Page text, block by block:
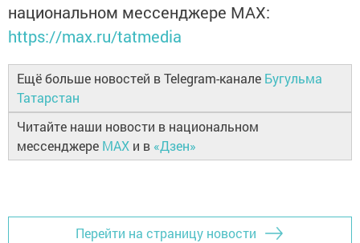
национальном мессенджере MАХ:
https://max.ru/tatmedia
Ещё больше новостей в Telegram-канале Бугульма
Татарстан
Читайте наши новости в национальном
мессенджере MAX и в «Дзен»
Перейти на страницу новости